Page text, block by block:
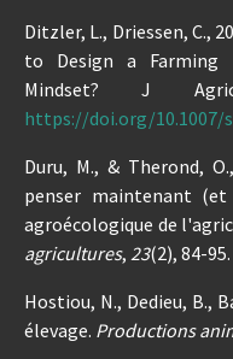
Ditzler, L., Driessen, C.,
to Design a Farming
Mindset? J
https://doi.org/10.1007/
Duru, M., & Therond,
penser maintenant
agroécologique de
agricultures, 23(2), 84-95.
Hostiou, N., Dedieu, B.,
élevage. Productions